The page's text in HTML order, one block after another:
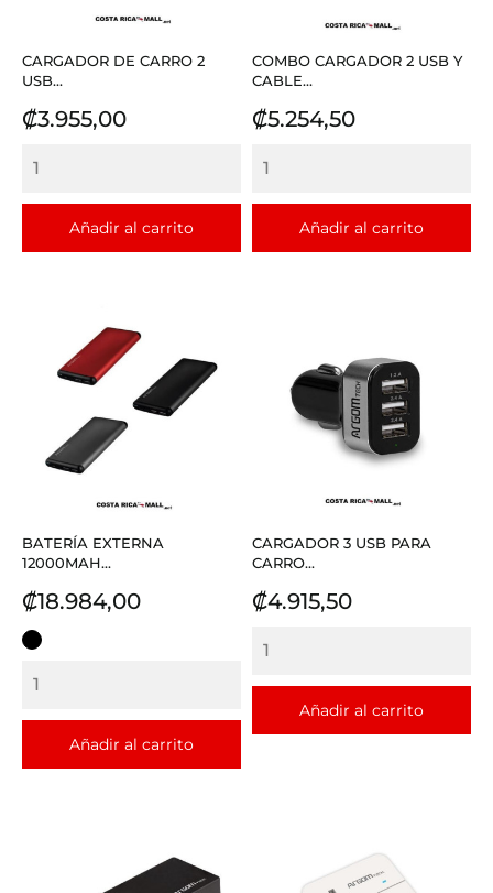
CARGADOR DE CARRO 2
USB...
Precio
₡3.955,00
Añadir al carrito
COMBO CARGADOR 2 USB Y
CABLE...
Precio
₡5.254,50
Añadir al carrito
BATERÍA EXTERNA
12000MAH...
Precio
₡18.984,00
NEGRO
Añadir al carrito
CARGADOR 3 USB PARA
CARRO...
Precio
₡4.915,50
Añadir al carrito